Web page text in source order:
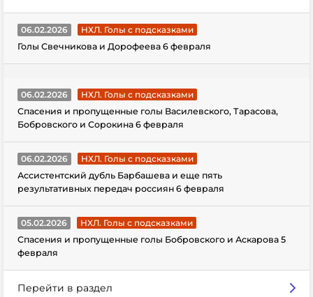
06.02.2026
НХЛ. Голы с подсказками
Голы Свечникова и Дорофеева 6 февраля
06.02.2026
НХЛ. Голы с подсказками
Спасения и пропущенные голы Василевского, Тарасова,
Бобровского и Сорокина 6 февраля
06.02.2026
НХЛ. Голы с подсказками
Ассистентский дубль Барбашева и еще пять
результативных передач россиян 6 февраля
05.02.2026
НХЛ. Голы с подсказками
Спасения и пропущенные голы Бобровского и Аскарова 5
февраля
Перейти в раздел